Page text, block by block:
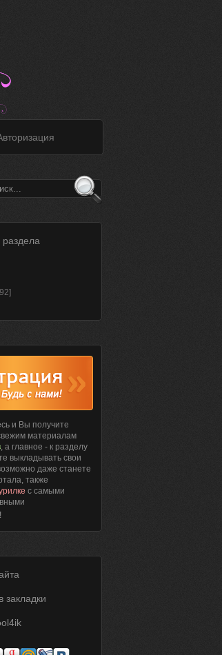
раздела
и Вы получите
материалам
, а главное - к разделу
выкладывать свои
даже станете
также
с самыми
закладки